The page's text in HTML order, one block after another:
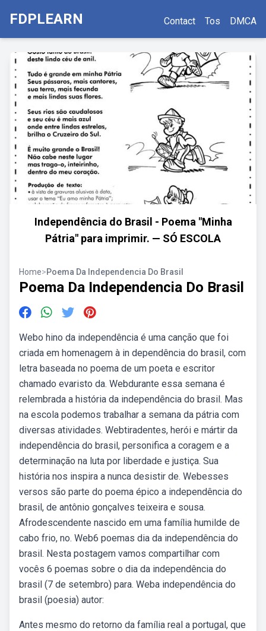
FDPLEARN Contact Tos DMCA
Independência do Brasil - Poema "Minha
Pátria" para imprimir. — SÓ ESCOLA
Home>Poema Da Independencia Do Brasil
Poema Da Independencia Do Brasil
Webo hino da independência é uma canção que foi
criada em homenagem à in dependência do brasil, com
letra baseada no poema de um poeta e escritor
chamado evaristo da. Webdurante essa semana é
relembrada a história da independência do brasil. Mas
na escola podemos trabalhar a semana da pátria com
diversas atividades. Webtiradentes, herói e mártir da
independência do brasil, personifica a coragem e a
determinação na luta por liberdade e justiça. Sua
história nos inspira a nunca desistir de. Webesses
versos são parte do poema épico a independência do
brasil, de antônio gonçalves teixeira e sousa.
Afrodescendente nascido em uma família humilde de
cabo frio, no. Web6 poemas dia da independência do
brasil. Nesta postagem vamos compartilhar com
vocês 6 poemas sobre o dia da independência do
brasil (7 de setembro) para. Weba independência do
brasil (poesia) autor:
Antes mesmo do retorno da família real a portugal, que